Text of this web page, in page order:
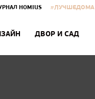
HOMIUS #ЛУЧШЕДОМА
ДВОР И САД